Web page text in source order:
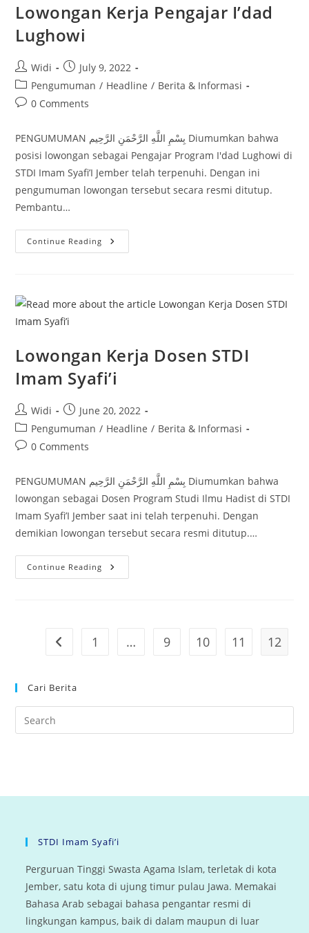
Lowongan Kerja Pengajar I’dad
Lughowi
Post
author:
Widi
Post
published:
July 9, 2022
Post
category:
Pengumuman / Headline / Berita & Informasi
Post0 Comments
PENGUMUMAN بِسْمِ اللَّهِ الرَّحْمَنِ الرَّحِيم Diumumkan bahwa
posisi lowongan sebagai Pengajar Program I'dad Lughowi di
STDI Imam Syafi’I Jember telah terpenuhi. Dengan ini
pengumuman lowongan tersebut secara resmi ditutup.
Pembantu…
Continue Reading Lowongan
Kerja
Lowongan Kerja Dosen STDI
Imam Syafi’i
Post
author:
Widi
Post
published:
June 20, 2022
Post
category:
Pengumuman / Headline / Berita & Informasi
Post0 Comments
PENGUMUMAN بِسْمِ اللَّهِ الرَّحْمَنِ الرَّحِيم Diumumkan bahwa
lowongan sebagai Dosen Program Studi Ilmu Hadist di STDI
Imam Syafi’I Jember saat ini telah terpenuhi. Dengan
demikian lowongan tersebut secara resmi ditutup.…
Continue Reading Lowongan
Kerja
Go to the previous page
1 … 9 10 11 12
Cari Berita
STDI Imam Syafi’i
Perguruan Tinggi Swasta Agama Islam, terletak di kota
Jember, satu kota di ujung timur pulau Jawa. Memakai
Bahasa Arab sebagai bahasa pengantar resmi di
lingkungan kampus, baik di dalam maupun di luar